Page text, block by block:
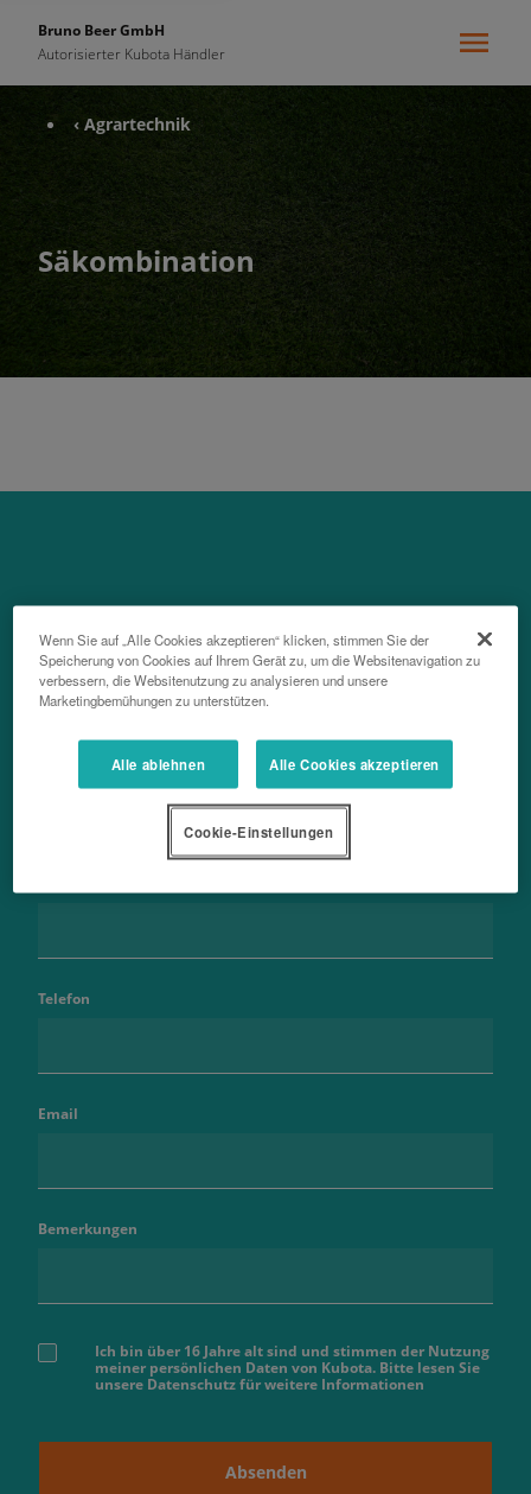
Bruno Beer GmbH
Autorisierter Kubota Händler
‹ Agrartechnik
Säkombination
Kontaktieren Sie uns
Telefon
Email
Bemerkungen
Ich bin über 16 Jahre alt sind und stimmen der Nutzung
meiner persönlichen Daten von Kubota. Bitte lesen Sie
unsere Datenschutz für weitere Informationen
Absenden
Wenn Sie auf „Alle Cookies akzeptieren“ klicken, stimmen Sie der
Speicherung von Cookies auf Ihrem Gerät zu, um die Websitenavigation zu
verbessern, die Websitenutzung zu analysieren und unsere
Marketingbemühungen zu unterstützen.
Alle ablehnen Alle Cookies akzeptieren
Cookie-Einstellungen